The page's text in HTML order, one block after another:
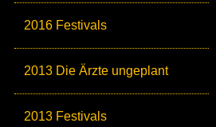
2016 Festivals
2013 Die Ärzte ungeplant
2013 Festivals